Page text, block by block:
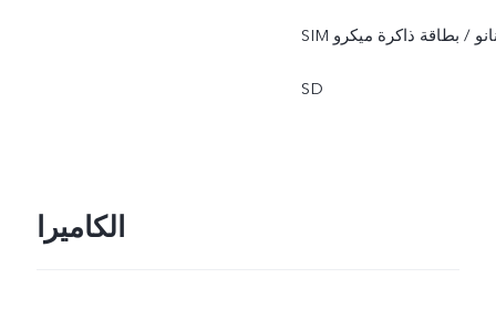
SIM نانو / بطاقة ذاكرة ميكرو
SD
الكاميرا